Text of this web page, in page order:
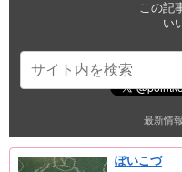
この記
い
最新情
ぽいこづ